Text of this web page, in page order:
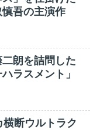
吾の主演作
朗を詰問した
ラスメント」
断ウルトラク